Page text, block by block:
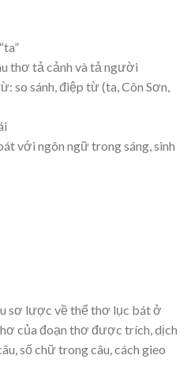
thơ tả cảnh và tả người
so sánh, điệp từ (ta, Côn Sơn,
với ngôn ngữ trong sáng, sinh
sơ lược về thể thơ lục bát ở
của đoạn thơ được trích, dịch
số chữ trong câu, cách gieo